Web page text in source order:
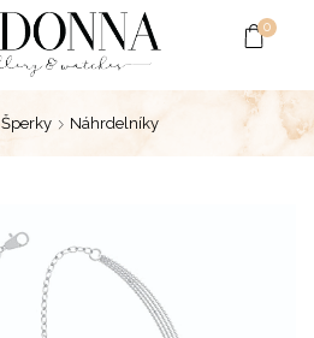
0
Šperky Náhrdelníky